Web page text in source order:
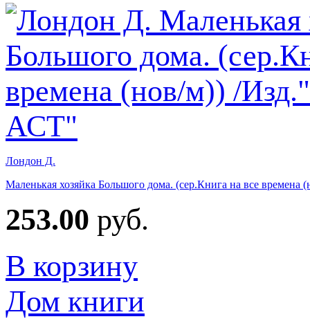
Лондон Д.
Маленькая хозяйка Большого дома. (сер.Книга на все
253.00 руб.
В корзину
Дом книги